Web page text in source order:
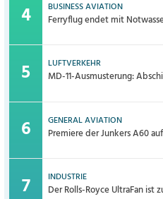
BUSINESS AVIATION
Ferryflug endet mit
LUFTVERKEHR
MD-11-Ausmusterung:
GENERAL AVIATION
Premiere der Junkers A60
INDUSTRIE
Der Rolls-Royce UltraFan ist